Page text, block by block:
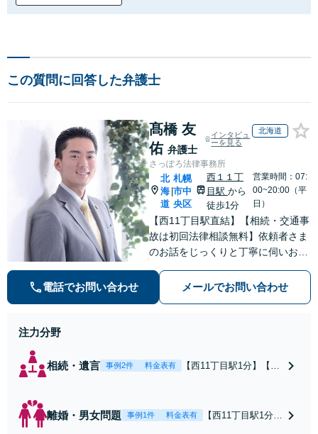
この質問に回答した弁護士
髙橋 友
佑 弁護士
インタビュ
ーを見る
北海道
さっぽろ法律事務所
北
海
道
|
札幌
市中
央区
西１１丁
目駅から
徒歩1分
営業時間：07:
00~20:00（平
日）
【西11丁目駅直結】【相続・交通事
故は初回法律相談無料】依頼者さま
のお話をじっくりと丁寧に伺いお気
を共に考えていきます。弁護士に相
談するだけでも解決の道筋が見えて
電話でお問い合わせ メールでお問い合わせ
注力分野
相続・遺言 事例2件 料金表有
【西11丁目駅1分】【初
相続放棄など、お困り
の際はぜひご相談くだ
離婚・男女問題 事例1件 料金表有
【西11丁目駅1分】